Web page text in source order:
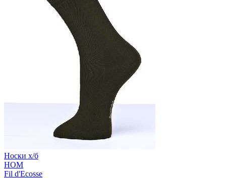
Носки х/б
HOM
Fil d'Ecosse